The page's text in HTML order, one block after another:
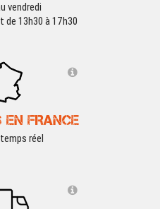
vendredi
de 13h30 à 17h30
EN FRANCE
réel